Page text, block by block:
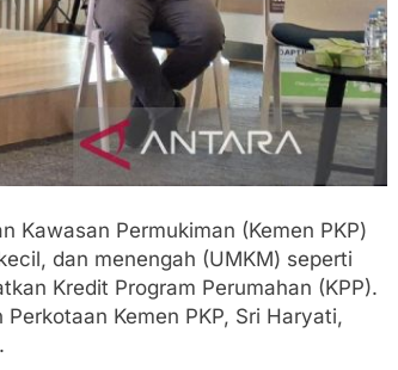
Kawasan Permukiman (Kemen PKP)
dan menengah (UMKM) seperti
Kredit Program Perumahan (KPP).
Kemen PKP, Sri Haryati,